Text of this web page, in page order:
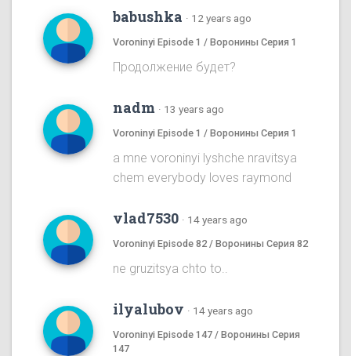
babushka · 12 years ago
Voroninyi Episode 1 / Воронины Серия 1
Продолжение будет?
nadm · 13 years ago
Voroninyi Episode 1 / Воронины Серия 1
a mne voroninyi lyshche nravitsya
chem everybody loves raymond
vlad7530 · 14 years ago
Voroninyi Episode 82 / Воронины Серия 82
ne gruzitsya chto to..
ilyalubov · 14 years ago
Voroninyi Episode 147 / Воронины Серия
147